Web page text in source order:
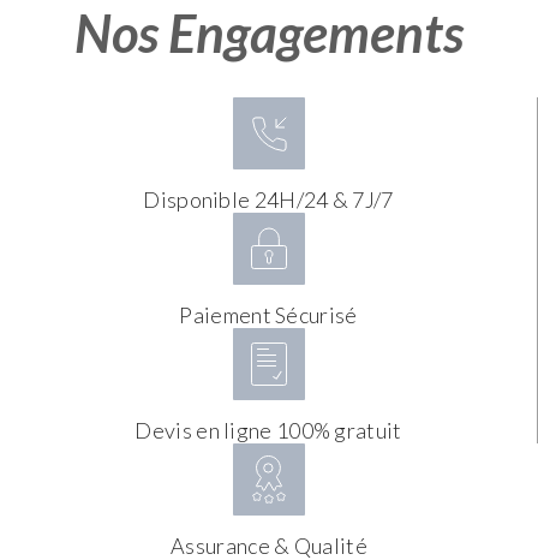
Nos Engagements
Disponible 24H/24 & 7J/7
Paiement Sécurisé
Devis en ligne 100% gratuit
Assurance & Qualité